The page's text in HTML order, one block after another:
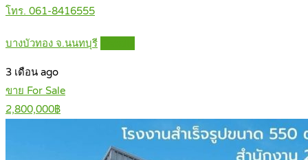
โทร. 061-8416555
บางบัวทอง จ.นนทบุรี
3 เดือน ago
ขาย For Sale
2,800,000฿